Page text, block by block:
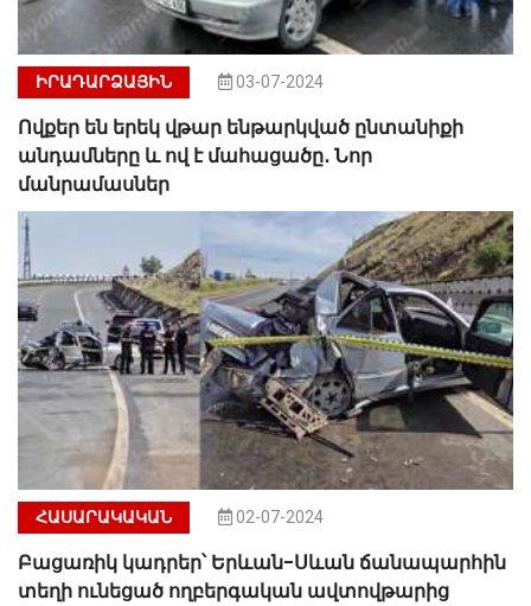
ԻՐԱԴԱՐՁԱՅԻՆ 03-07-2024
Ովքեր են երեկ վթար ենթարկված ընտանիքի
անդամները և ով է մահացածը․ Նոր
մանրամասներ
ՀԱՍԱՐԱԿԱԿԱՆ 02-07-2024
Բացառիկ կադրեր՝ Երևան-Սևան ճանապարհին
տեղի ունեցած ողբերգական ավտովթարից